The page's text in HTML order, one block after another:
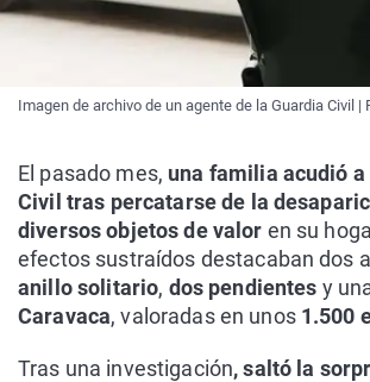
Imagen de archivo de un agente de la Guardia Civil |
El pasado mes, una familia acudió a
Civil tras percatarse de la
diversos objetos de valor en su
efectos sustraídos destacaban dos
anillo solitario, dos pendientes y
Caravaca, valoradas en unos1.500
Tras una investigación, saltó la